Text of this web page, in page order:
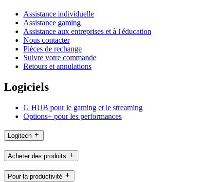
Assistance individuelle
Assistance gaming
Assistance aux entreprises et à l'éducation
Nous contacter
Pièces de rechange
Suivre votre commande
Retours et annulations
Logiciels
G HUB pour le gaming et le streaming
Options+ pour les performances
Logitech
Acheter des produits
Pour la productivité